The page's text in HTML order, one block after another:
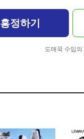
흥정하기
도매꾹 수입